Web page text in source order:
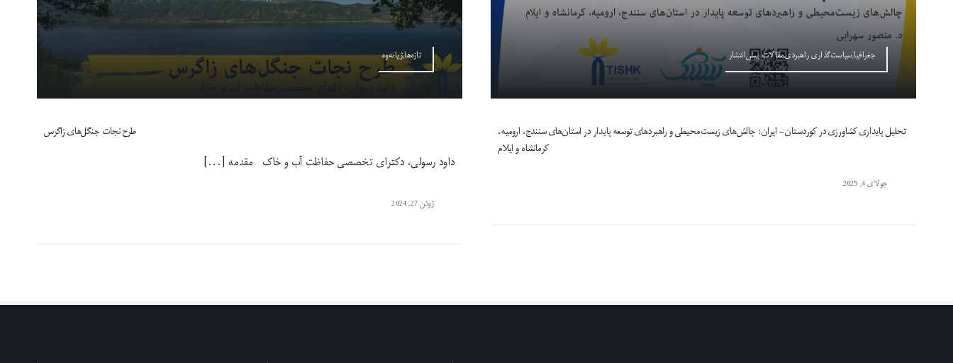
جغرافیا,سیاست‌گذاری راهبردی,مقالات پیش‌انتشار
تحلیل پایداری کشاورزی در کوردستان – ایران: چالش‌های زیست‌محیطی و راهبردهای توسعه پایدار در استان‌های سنندج، ارومیه،
کرمانشاه و ایلام
جولای 4, 2025
تازەها,ژیانەوە
طرح نجات جنگل‌های زاگرس
داود رسولی، دکترای تخصصی حفاظت آب و خاک مقدمه [...]
ژوئن 27, 2024